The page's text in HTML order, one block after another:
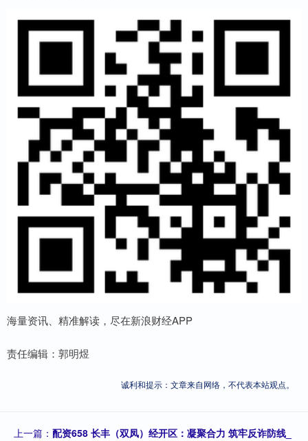
海量资讯、精准解读，尽在新浪财经APP
责任编辑：郭明煜
诚利和提示：文章来自网络，不代表本站观点。
上一篇： 配资658 长丰（双凤）经开区：凝聚合力 筑牢反诈防线_